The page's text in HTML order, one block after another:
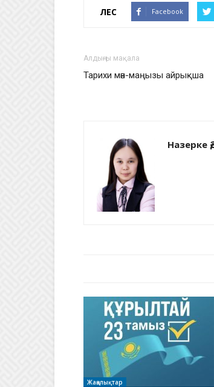
ҮЛЕС Facebook
Алдыңғы мақала
Тарихи мән-маңызы айрықша
Назерке
Жаңалықтар